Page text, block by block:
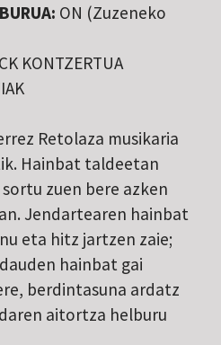
ON (Zuzeneko
KONTZERTUA
Retolaza musikaria
Hainbat taldeetan
zuen bere azken
Jendartearen hainbat
eta hitz jartzen zaie;
hainbat gai
berdintasuna ardatz
aitortza helburu